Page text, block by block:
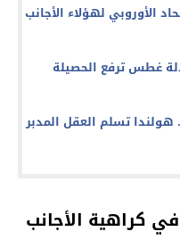
الأوروبي لهؤلاء الأجانب
غطس ترفع الحصيلة
تسلم العقل المدبر
كراهية الأجانب